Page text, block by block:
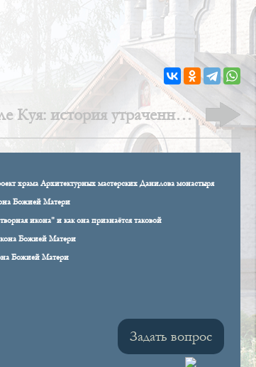
Задать вопрос
Куя: история утраченного
храма
храма Архитектурных мастерских Данилова монастыря
Божией Матери
икона" и как она признаётся таковой
Божией Матери
Божией Матери